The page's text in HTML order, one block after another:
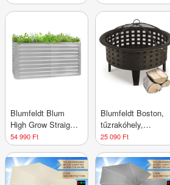
60 x 100 cm, 600 l,
Blumfeldt Blum
High Grow Straight,
magaságyás,
200x90x100cm,
1800 l, acél
54 990 Ft
Blumfeldt Boston,
tűzrakóhely,
tűzhely, Ø60 cm,
acél, befeketített
25 090 Ft